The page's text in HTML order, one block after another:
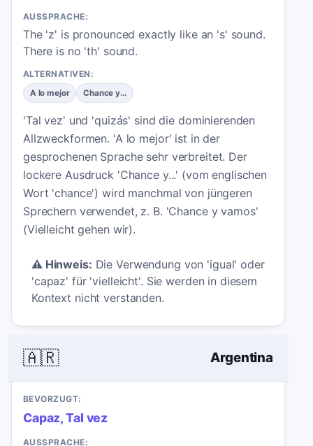
AUSSPRACHE:
The 'z' is pronounced exactly like an 's' sound.
There is no 'th' sound.
ALTERNATIVEN:
A lo mejor Chance y...
'Tal vez' und 'quizás' sind die dominierenden
Allzweckformen. 'A lo mejor' ist in der
gesprochenen Sprache sehr verbreitet. Der
lockere Ausdruck 'Chance y...' (vom englischen
Wort 'chance') wird manchmal von jüngeren
Sprechern verwendet, z. B. 'Chance y vamos'
(Vielleicht gehen wir).
⚠️ Hinweis: Die Verwendung von 'igual' oder
'capaz' für 'vielleicht'. Sie werden in diesem
Kontext nicht verstanden.
🇦🇷 Argentina
BEVORZUGT:
Capaz, Tal vez
AUSSPRACHE: